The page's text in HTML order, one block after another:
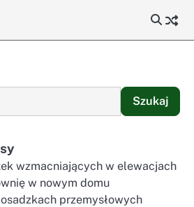
Szukaj
wzmacniających w elewacjach
w nowym domu
przemysłowych